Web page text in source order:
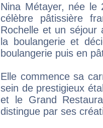
Nina Métayer, née
célèbre pâtissière
Rochelle et un séjour
la boulangerie et
boulangerie puis en
Elle commence sa
sein de prestigieux
et le Grand
distingue par ses